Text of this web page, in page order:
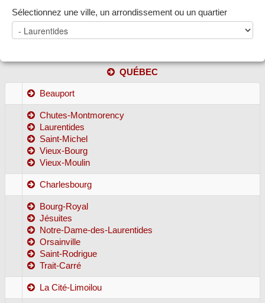
Sélectionnez une ville, un arrondissement ou un quartier
QUÉBEC
Beauport
Chutes-Montmorency
Laurentides
Saint-Michel
Vieux-Bourg
Vieux-Moulin
Charlesbourg
Bourg-Royal
Jésuites
Notre-Dame-des-Laurentides
Orsainville
Saint-Rodrigue
Trait-Carré
La Cité-Limoilou